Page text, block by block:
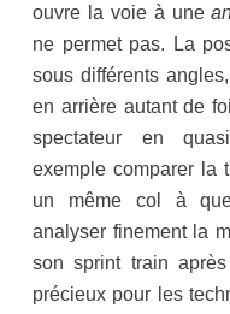
ouvre la voie à une
ne permet pas. La
sous différents
en arrière autant de
spectateur en
exemple comparer la
un même col à
analyser finement la
son sprint train
précieux pour les